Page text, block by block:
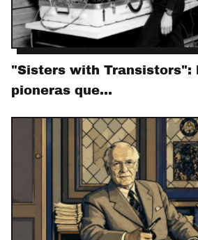
"Sisters with Transistors":
pioneras que…